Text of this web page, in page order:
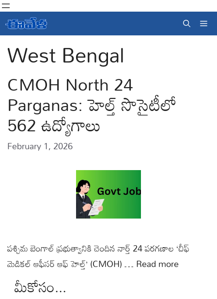
Skip
to
content
West Bengal
CMOH North 24
Parganas: హెల్త్ సొసైటీలో
562 ఉద్యోగాలు
February 1, 2026
పశ్చిమ బెంగాల్‌ ప్రభుత్వానికి చెందిన నార్త్ 24 పరగణాల ‘చీఫ్
మెడికల్ ఆఫీసర్ ఆఫ్ హెల్త్’ (CMOH) …Read more
మీకోసం...